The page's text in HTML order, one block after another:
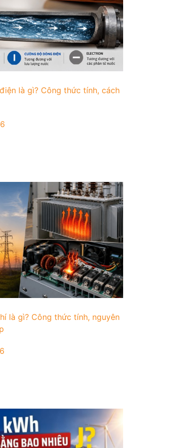
là gì? Công thức tính, cách
là gì? Công thức tính, nguyên